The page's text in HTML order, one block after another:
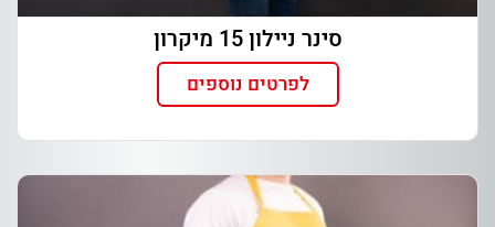
סינר ניילון 15 מיקרון
לפרטים נוספים